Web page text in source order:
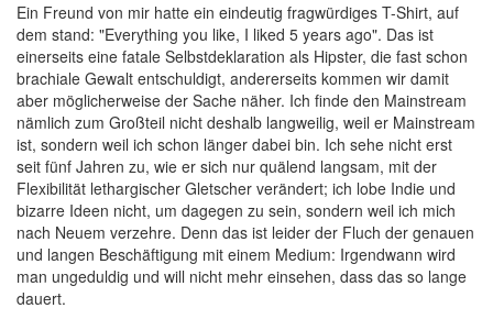
Ein Freund von mir hatte ein eindeutig fragwürdiges T-Shirt, auf
dem stand: "Everything you like, I liked 5 years ago". Das ist
einerseits eine fatale Selbstdeklaration als Hipster, die fast schon
brachiale Gewalt entschuldigt, andererseits kommen wir damit
aber möglicherweise der Sache näher. Ich finde den Mainstream
nämlich zum Großteil nicht deshalb langweilig, weil er Mainstream
ist, sondern weil ich schon länger dabei bin. Ich sehe nicht erst
seit fünf Jahren zu, wie er sich nur quälend langsam, mit der
Flexibilität lethargischer Gletscher verändert; ich lobe Indie und
bizarre Ideen nicht, um dagegen zu sein, sondern weil ich mich
nach Neuem verzehre. Denn das ist leider der Fluch der genauen
und langen Beschäftigung mit einem Medium: Irgendwann wird
man ungeduldig und will nicht mehr einsehen, dass das so lange
dauert.